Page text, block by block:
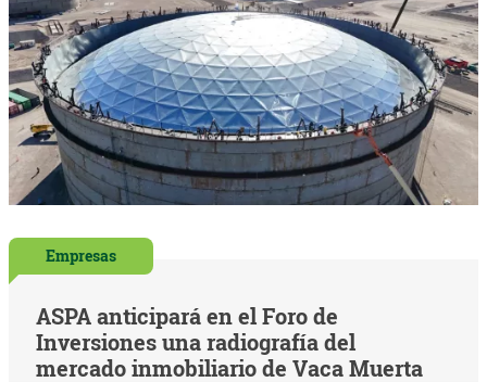
Empresas
ASPA anticipará en el Foro de
Inversiones una radiografía del
mercado inmobiliario de Vaca Muerta